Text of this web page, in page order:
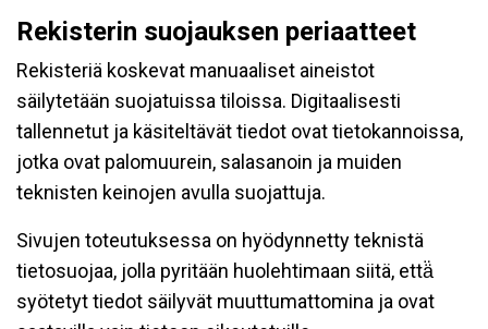
Rekisterin suojauksen periaatteet
Rekisteriä koskevat manuaaliset aineistot
säilytetään suojatuissa tiloissa. Digitaalisesti
tallennetut ja käsiteltävät tiedot ovat tietokannoissa,
jotka ovat palomuurein, salasanoin ja muiden
teknisten keinojen avulla suojattuja.
Sivujen toteutuksessa on hyödynnetty teknistä
tietosuojaa, jolla pyritään huolehtimaan siitä, että̈
syötetyt tiedot säilyvät muuttumattomina ja ovat